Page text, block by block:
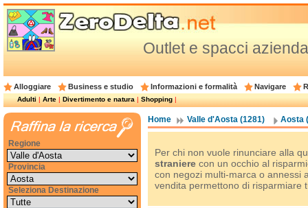
Outlet e spacci
Alloggiare Business e studio Informazioni e formalità Navigare
Adulti|Arte|Divertimento e natura|Shopping|
Home Valle d'Aosta (1281) Aosta
Per chi non vuole rinunciare alla
straniere con un occhio al
con negozi multi-marca o annessi
vendita permettono di risparmiare
Regione
Provincia
Seleziona Destinazione